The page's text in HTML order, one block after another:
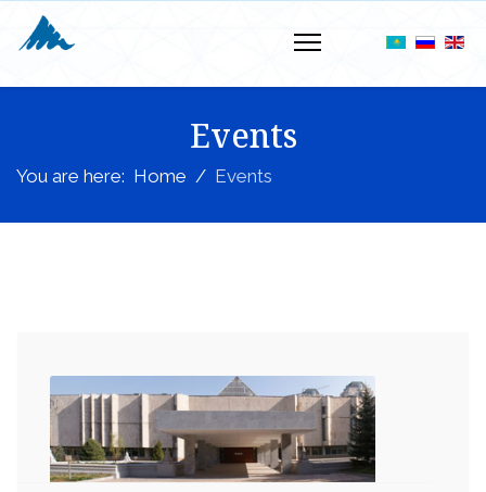
Events
You are here: Home Events